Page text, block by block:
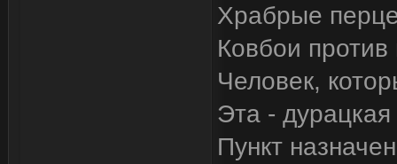
Храбрые
Ковбои
Человек,
Эта -
Пункт